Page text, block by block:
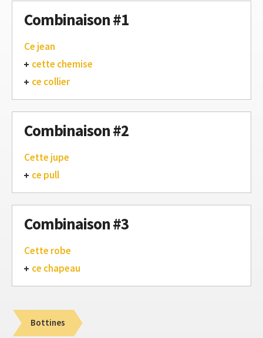
Combinaison #1
Ce jean
cette chemise
ce collier
Combinaison #2
Cette jupe
ce pull
Combinaison #3
Cette robe
ce chapeau
Bottines